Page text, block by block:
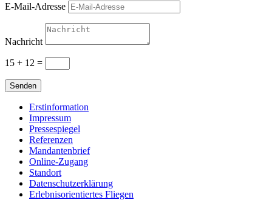
E-Mail-Adresse
Nachricht
15 + 12 =
Senden
Erstinformation
Impressum
Pressespiegel
Referenzen
Mandantenbrief
Online-Zugang
Standort
Datenschutzerklärung
Erlebnisorientiertes Fliegen